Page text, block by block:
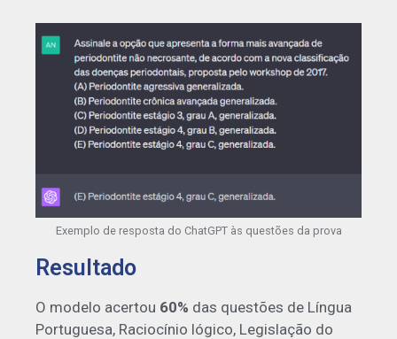
Exemplo de resposta do ChatGPT às questões da prova
Resultado
O modelo acertou 60% das questões de Língua
Portuguesa, Raciocínio lógico, Legislação do